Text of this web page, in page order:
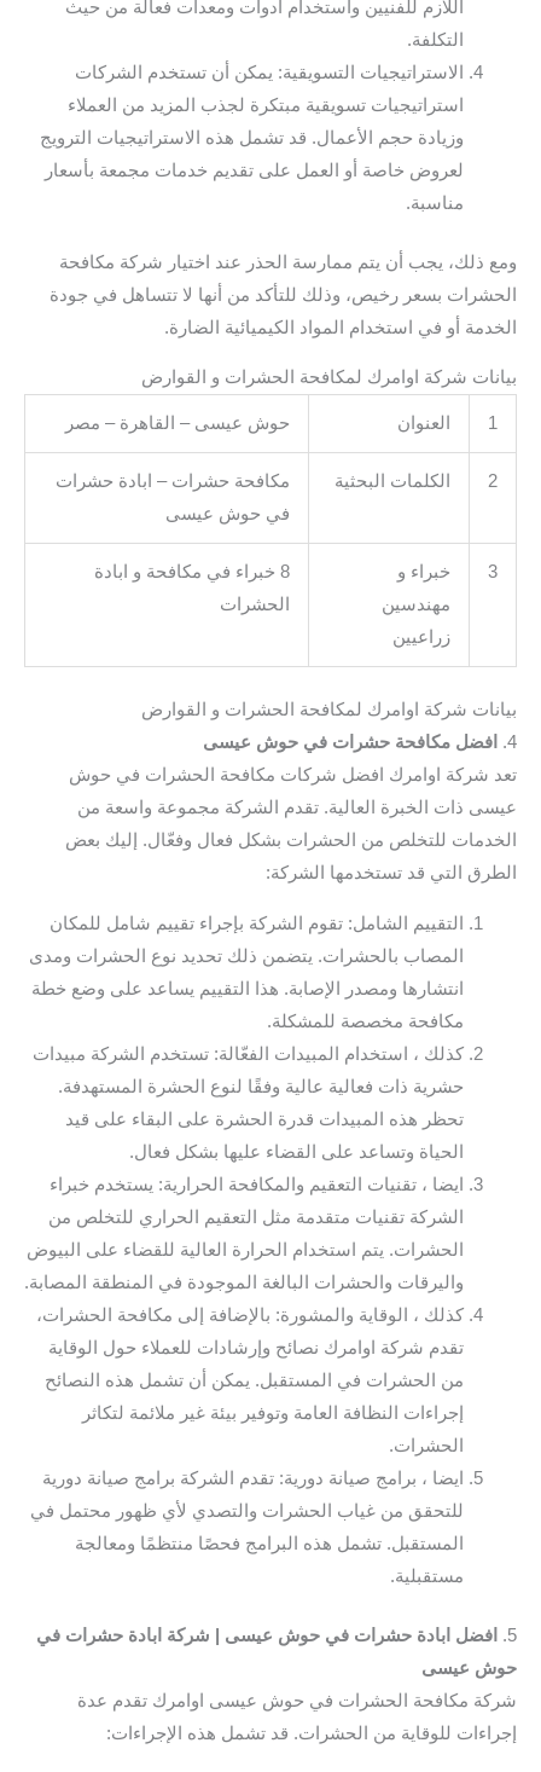
اللازم للفنيين واستخدام أدوات ومعدات فعالة من حيث
التكلفة.
الاستراتيجيات التسويقية: يمكن أن تستخدم الشركات
استراتيجيات تسويقية مبتكرة لجذب المزيد من العملاء
وزيادة حجم الأعمال. قد تشمل هذه الاستراتيجيات الترويج
لعروض خاصة أو العمل على تقديم خدمات مجمعة بأسعار
مناسبة.
ومع ذلك، يجب أن يتم ممارسة الحذر عند اختيار شركة مكافحة
الحشرات بسعر رخيص، وذلك للتأكد من أنها لا تتساهل في جودة
الخدمة أو في استخدام المواد الكيميائية الضارة.
بيانات شركة اوامرك لمكافحة الحشرات و القوارض
1 العنوان حوش عيسى – القاهرة – مصر
2 الكلمات البحثية
مكافحة حشرات – ابادة حشرات
في حوش عيسى
3
خبراء و
مهندسين
زراعيين
8 خبراء في مكافحة و ابادة
الحشرات
بيانات شركة اوامرك لمكافحة الحشرات و القوارض
4.
افضل مكافحة حشرات في حوش عيسى
تعد شركة اوامرك افضل شركات مكافحة الحشرات في حوش
عيسى ذات الخبرة العالية. تقدم الشركة مجموعة واسعة من
الخدمات للتخلص من الحشرات بشكل فعال وفعّال. إليك بعض
الطرق التي قد تستخدمها الشركة:
التقييم الشامل: تقوم الشركة بإجراء تقييم شامل للمكان
المصاب بالحشرات. يتضمن ذلك تحديد نوع الحشرات ومدى
انتشارها ومصدر الإصابة. هذا التقييم يساعد على وضع خطة
مكافحة مخصصة للمشكلة.
كذلك ، استخدام المبيدات الفعّالة: تستخدم الشركة مبيدات
حشرية ذات فعالية عالية وفقًا لنوع الحشرة المستهدفة.
تحظر هذه المبيدات قدرة الحشرة على البقاء على قيد
الحياة وتساعد على القضاء عليها بشكل فعال.
ايضا ، تقنيات التعقيم والمكافحة الحرارية: يستخدم خبراء
الشركة تقنيات متقدمة مثل التعقيم الحراري للتخلص من
الحشرات. يتم استخدام الحرارة العالية للقضاء على البيوض
واليرقات والحشرات البالغة الموجودة في المنطقة المصابة.
كذلك ، الوقاية والمشورة: بالإضافة إلى مكافحة الحشرات،
تقدم شركة اوامرك نصائح وإرشادات للعملاء حول الوقاية
من الحشرات في المستقبل. يمكن أن تشمل هذه النصائح
إجراءات النظافة العامة وتوفير بيئة غير ملائمة لتكاثر
الحشرات.
ايضا ، برامج صيانة دورية: تقدم الشركة برامج صيانة دورية
للتحقق من غياب الحشرات والتصدي لأي ظهور محتمل في
المستقبل. تشمل هذه البرامج فحصًا منتظمًا ومعالجة
مستقبلية.
5.
افضل ابادة حشرات في حوش عيسى | شركة ابادة حشرات في
حوش عيسى
شركة مكافحة الحشرات في حوش عيسى اوامرك تقدم عدة
إجراءات للوقاية من الحشرات. قد تشمل هذه الإجراءات: